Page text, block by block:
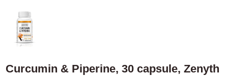
Curcumin & Piperine, 30 capsule, Zenyth